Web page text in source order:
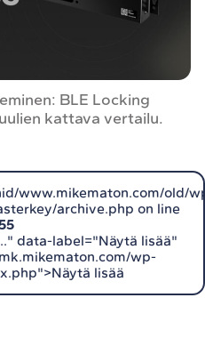
BLE Locking
kattava vertailu.
www.mikematon.com/old/
archive.php on line
data-label="Näytä lisää"
wp-
lisää